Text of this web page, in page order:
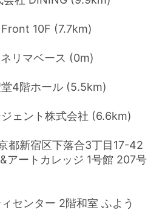
10F (7.7km)
リマベース (0m)
4階ホール (5.5km)
ェント株式会社 (6.6km)
都新宿区下落合3丁目17-42
アートカレッジ 1号館 207号
センター 2階和室 ふよう